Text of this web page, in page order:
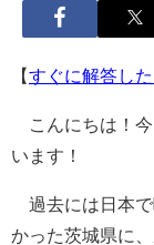
【すぐに解答し
こんにちは！今
います！
過去には日本で
かった茨城県に